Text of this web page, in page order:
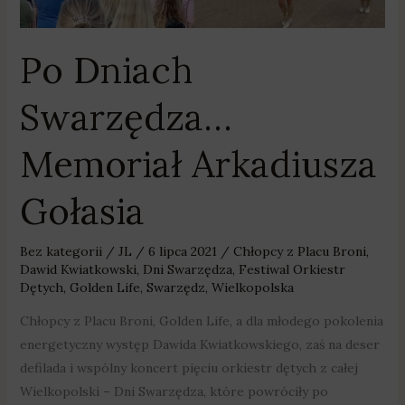
Po Dniach
Swarzędza…
Memoriał Arkadiusza
Gołasia
Bez kategorii/ JL / 6 lipca 2021 / Chłopcy z Placu Broni,
Dawid Kwiatkowski, Dni Swarzędza, Festiwal Orkiestr
Dętych, Golden Life, Swarzędz, Wielkopolska
Chłopcy z Placu Broni, Golden Life, a dla młodego pokolenia
energetyczny występ Dawida Kwiatkowskiego, zaś na deser
defilada i wspólny koncert pięciu orkiestr dętych z całej
Wielkopolski – Dni Swarzędza, które powróciły po
Gołasia